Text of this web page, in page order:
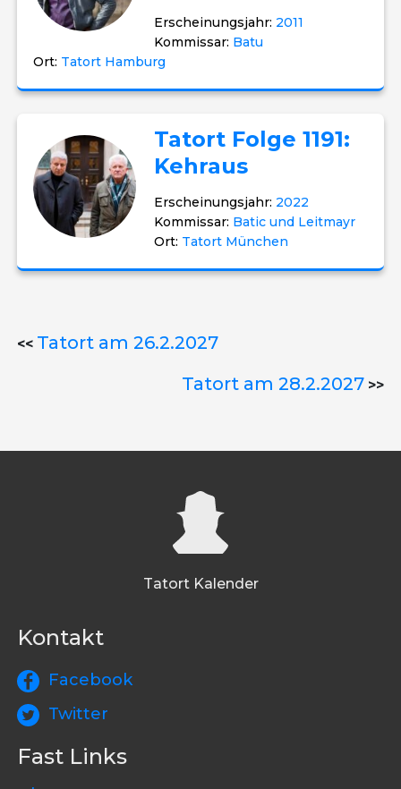
Erscheinungsjahr: 2011
Kommissar: Batu
Ort: Tatort Hamburg
Tatort Folge 1191:
Kehraus
Erscheinungsjahr: 2022
Kommissar: Batic und Leitmayr
Ort: Tatort München
<< Tatort am 26.2.2027
Tatort am 28.2.2027 >>
Tatort Kalender
Kontakt
Facebook
Twitter
Fast Links